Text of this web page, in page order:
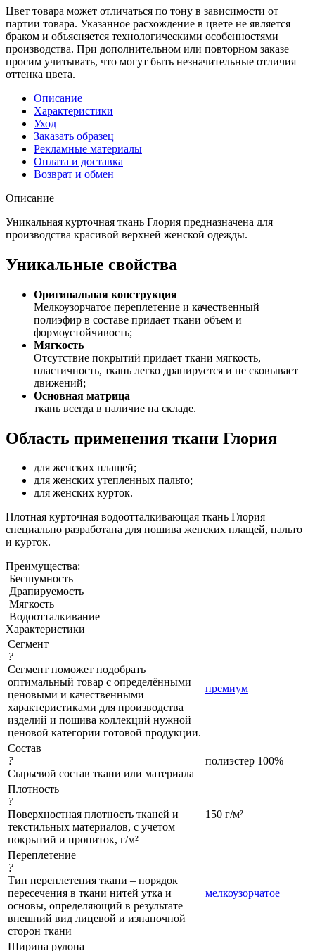
Цвет товара может отличаться по тону в зависимости от
партии товара. Указанное расхождение в цвете не является
браком и объясняется технологическими особенностями
производства. При дополнительном или повторном заказе
просим учитывать, что могут быть незначительные отличия
оттенка цвета.
Описание
Характеристики
Уход
Заказать образец
Рекламные материалы
Оплата и доставка
Возврат и обмен
Описание
Уникальная курточная ткань Глория предназначена для
производства красивой верхней женской одежды.
Уникальные свойства
Оригинальная конструкция
Мелкоузорчатое переплетение и качественный
полиэфир в составе придает ткани объем и
формоустойчивость;
Мягкость
Отсутствие покрытий придает ткани мягкость,
пластичность, ткань легко драпируется и не сковывает
движений;
Основная матрица
ткань всегда в наличие на складе.
Область применения ткани Глория
для женских плащей;
для женских утепленных пальто;
для женских курток.
Плотная курточная водоотталкивающая ткань Глория
специально разработана для пошива женских плащей, пальто
и курток.
Преимущества:
Бесшумность
Драпируемость
Мягкость
Водоотталкивание
Характеристики
Сегмент
?
Сегмент поможет подобрать
оптимальный товар с определёнными
ценовыми и качественными
характеристиками для производства
изделий и пошива коллекций нужной
ценовой категории готовой продукции.
премиум
Состав
?
Сырьевой состав ткани или материала
полиэстер 100%
Плотность
?
Поверхностная плотность тканей и
текстильных материалов, с учетом
покрытий и пропиток, г/м²
150 г/м²
Переплетение
?
Тип переплетения ткани – порядок
пересечения в ткани нитей утка и
основы, определяющий в результате
внешний вид лицевой и изнаночной
сторон ткани
мелкоузорчатое
Ширина рулона